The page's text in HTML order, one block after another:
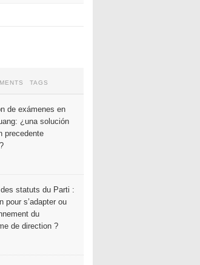
TAGS
de exámenes en
¿una solución
precedente
statuts du Parti :
pour s’adapter ou
du
de direction ?